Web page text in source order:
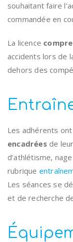
souhaitant faire
commandée en
La licence
accidents lors de
dehors des
Les adhérents
encadrées de
d’athlétisme,
rubrique
Les séances se
et de recherche